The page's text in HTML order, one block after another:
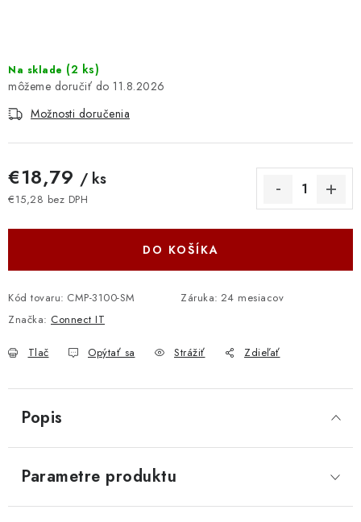
: NOVÉ PRODUKTY
ZNAČKY
Obchodné podmienky
Ochrana osobných údajov
Moja objednávka
Na sklade (2 ks)
11.8.2026
Možnosti doručenia
€18,79 / ks
€15,28 bez DPH
DO KOŠÍKA
Kód tovaru: CMP-3100-SM Záruka: 24 mesiacov
Značka: Connect IT
Tlač Opýtať sa Strážiť Zdieľať
Popis
Parametre produktu